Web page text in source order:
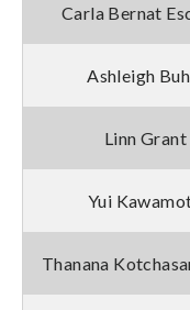
Carla Bernat
Ashleigh
Linn Grant
Yui
Thanana